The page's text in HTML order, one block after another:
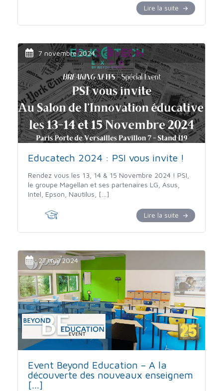
Lire la suite
7 novembre 2024
Educatech 2024 : PSI vous invite !
Rendez vous les 13, 14 & 15 Novembre 2024 ! PSI,
le groupe Magellan et ses partenaires LG, Asus,
Intel, Epson, Nautilus, […]
Lire la suite
27 mai 2024
Event Beyond Education – A la
découverte des nouveaux enseignem
[...]